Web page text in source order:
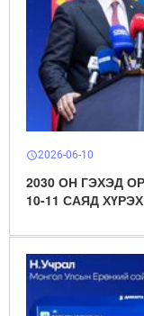
schedule2026-06-10
2030 ОН ГЭХЭД
10-11 САЯД